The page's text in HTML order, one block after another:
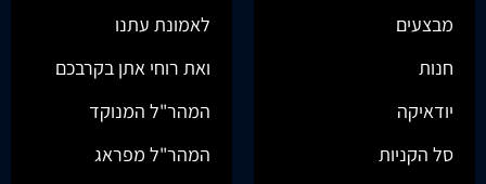
מבצעים
חנות
יודאיקה
סל הקניות
לאמונת עתנו
ואת רוחי אתן בקרבכם
המהר"ל המנוקד
המהר"ל מפראג